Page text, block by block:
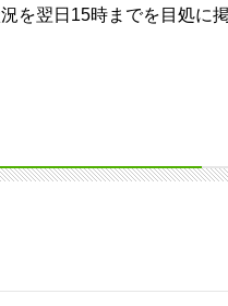
を翌日15時までを目処に